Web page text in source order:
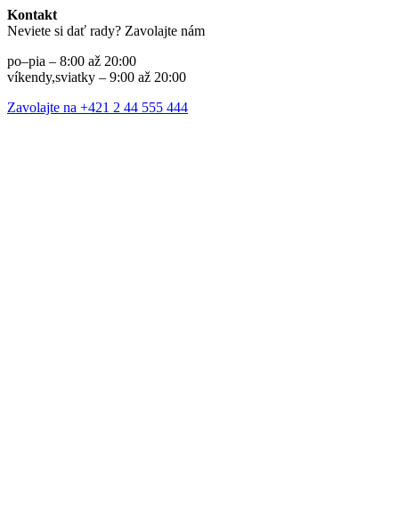
Kontakt
Neviete si dať rady? Zavolajte nám
po–pia – 8:00 až 20:00
víkendy,sviatky – 9:00 až 20:00
Zavolajte na +421 2 44 555 444